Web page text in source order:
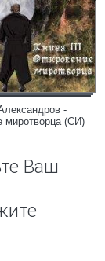
-
миротворца (СИ)
Ваш